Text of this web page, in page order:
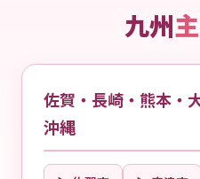
九州
佐賀・長崎・熊本・
沖縄